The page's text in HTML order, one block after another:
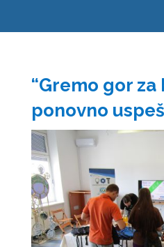
“Gremo gor za
ponovno